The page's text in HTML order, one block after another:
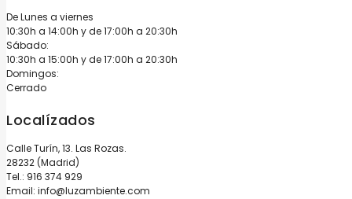
De Lunes a viernes
10:30h a 14:00h y de 17:00h a 20:30h
Sábado:
10:30h a 15:00h y de 17:00h a 20:30h
Domingos:
Cerrado
Localízados
Calle Turín, 13. Las Rozas.
28232 (Madrid)
Tel.: 916 374 929
Email: info@luzambiente.com